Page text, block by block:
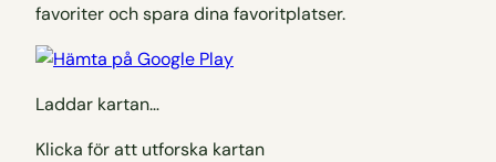
favoriter och spara dina favoritplatser.
Laddar kartan…
Klicka för att utforska kartan